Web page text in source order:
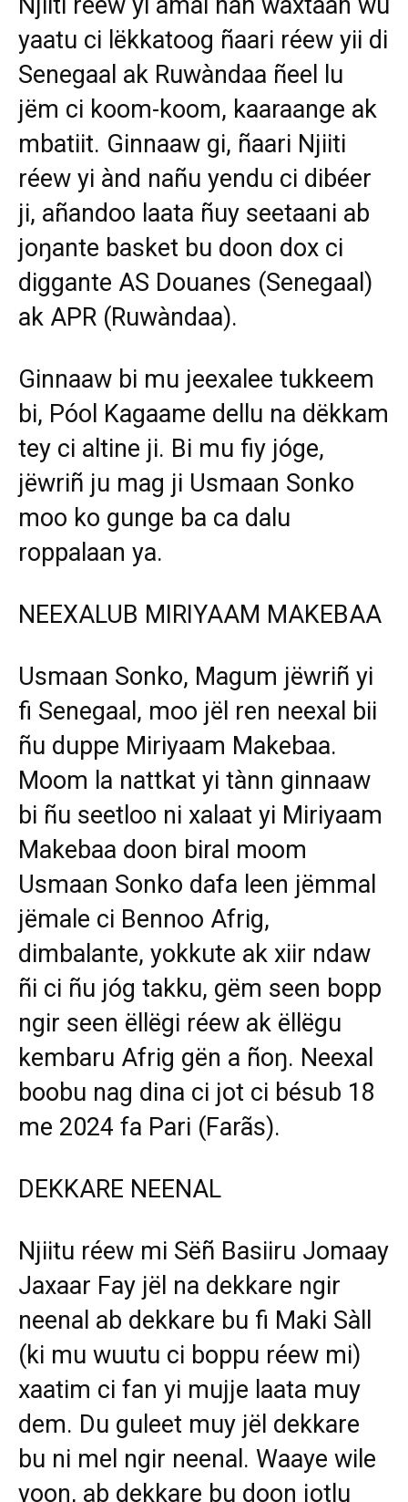
yaatu ci lëkkatoog ñaari réew yii di
Senegaal ak Ruwàndaa ñeel lu
jëm ci koom-koom, kaaraange ak
mbatiit. Ginnaaw gi, ñaari Njiiti
réew yi ànd nañu yendu ci dibéer
ji, añandoo laata ñuy seetaani ab
joŋante basket bu doon dox ci
diggante AS Douanes (Senegaal)
ak APR (Ruwàndaa).
Ginnaaw bi mu jeexalee tukkeem
bi, Póol Kagaame dellu na dëkkam
tey ci altine ji. Bi mu fiy jóge,
jëwriñ ju mag ji Usmaan Sonko
moo ko gunge ba ca dalu
roppalaan ya.
NEEXALUB MIRIYAAM MAKEBAA
Usmaan Sonko, Magum jëwriñ yi
fi Senegaal, moo jël ren neexal bii
ñu duppe Miriyaam Makebaa.
Moom la nattkat yi tànn ginnaaw
bi ñu seetloo ni xalaat yi Miriyaam
Makebaa doon biral moom
Usmaan Sonko dafa leen jëmmal
jëmale ci Bennoo Afrig,
dimbalante, yokkute ak xiir ndaw
ñi ci ñu jóg takku, gëm seen bopp
ngir seen ëllëgi réew ak ëllëgu
kembaru Afrig gën a ñoŋ. Neexal
boobu nag dina ci jot ci bésub 18
me 2024 fa Pari (Farãs).
DEKKARE NEENAL
Njiitu réew mi Sëñ Basiiru Jomaay
Jaxaar Fay jël na dekkare ngir
neenal ab dekkare bu fi Maki Sàll
(ki mu wuutu ci boppu réew mi)
xaatim ci fan yi mujje laata muy
dem. Du guleet muy jël dekkare
bu ni mel ngir neenal. Waaye wile
yoon, ab dekkare bu doon jotlu